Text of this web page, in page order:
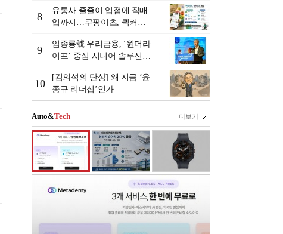
view]
8
유통사 줄줄이 입점에 직매
입까지…쿠팡이츠, 퀵커머
9
임종룡號 우리금융, ‘원더라
이프’ 중심 시니어 솔루션
[금융 시니어 비즈니스 돋보
기]
10
[김의석의 단상] 왜 지금 ‘윤
종규 리더십’인가
Auto&Tech 더보기